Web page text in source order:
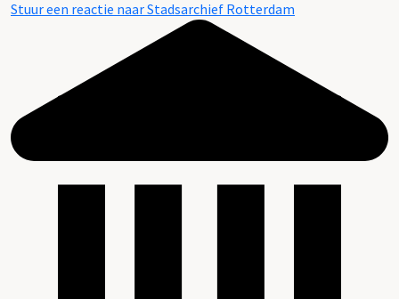
Stuur een reactie naar Stadsarchief Rotterdam